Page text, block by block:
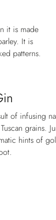
it is made
It is
patterns.
of infusing
grains.
hints of